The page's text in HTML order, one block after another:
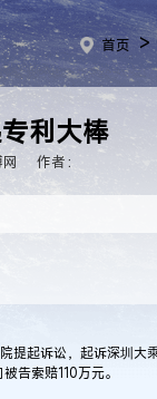
首页 >
利大棒
网 作者：
起诉讼，起诉深圳大
告索赔110万元。